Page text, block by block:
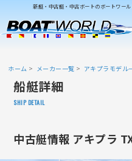
新艇・中古艇・中古ボートのボートワー
ホーム
メーカー一覧 アキプラモデル
船艇詳細
SHIP DETAIL
中古艇情報 アキプラ